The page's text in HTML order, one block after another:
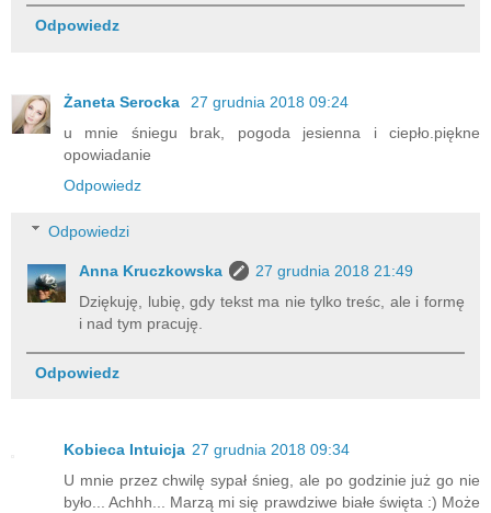
Odpowiedz
Żaneta Serocka
27 grudnia 2018 09:24
u mnie śniegu brak, pogoda jesienna i ciepło.piękne
opowiadanie
Odpowiedz
Odpowiedzi
Anna Kruczkowska
27 grudnia 2018 21:49
Dziękuję, lubię, gdy tekst ma nie tylko treśc, ale i formę
i nad tym pracuję.
Odpowiedz
Kobieca Intuicja 27 grudnia 2018 09:34
U mnie przez chwilę sypał śnieg, ale po godzinie już go nie
było... Achhh... Marzą mi się prawdziwe białe święta :) Może